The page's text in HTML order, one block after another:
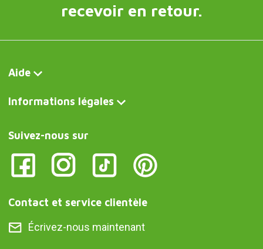
recevoir en retour.
Aide
Informations légales
Suivez-nous sur
Contact et service clientèle
Écrivez-nous maintenant